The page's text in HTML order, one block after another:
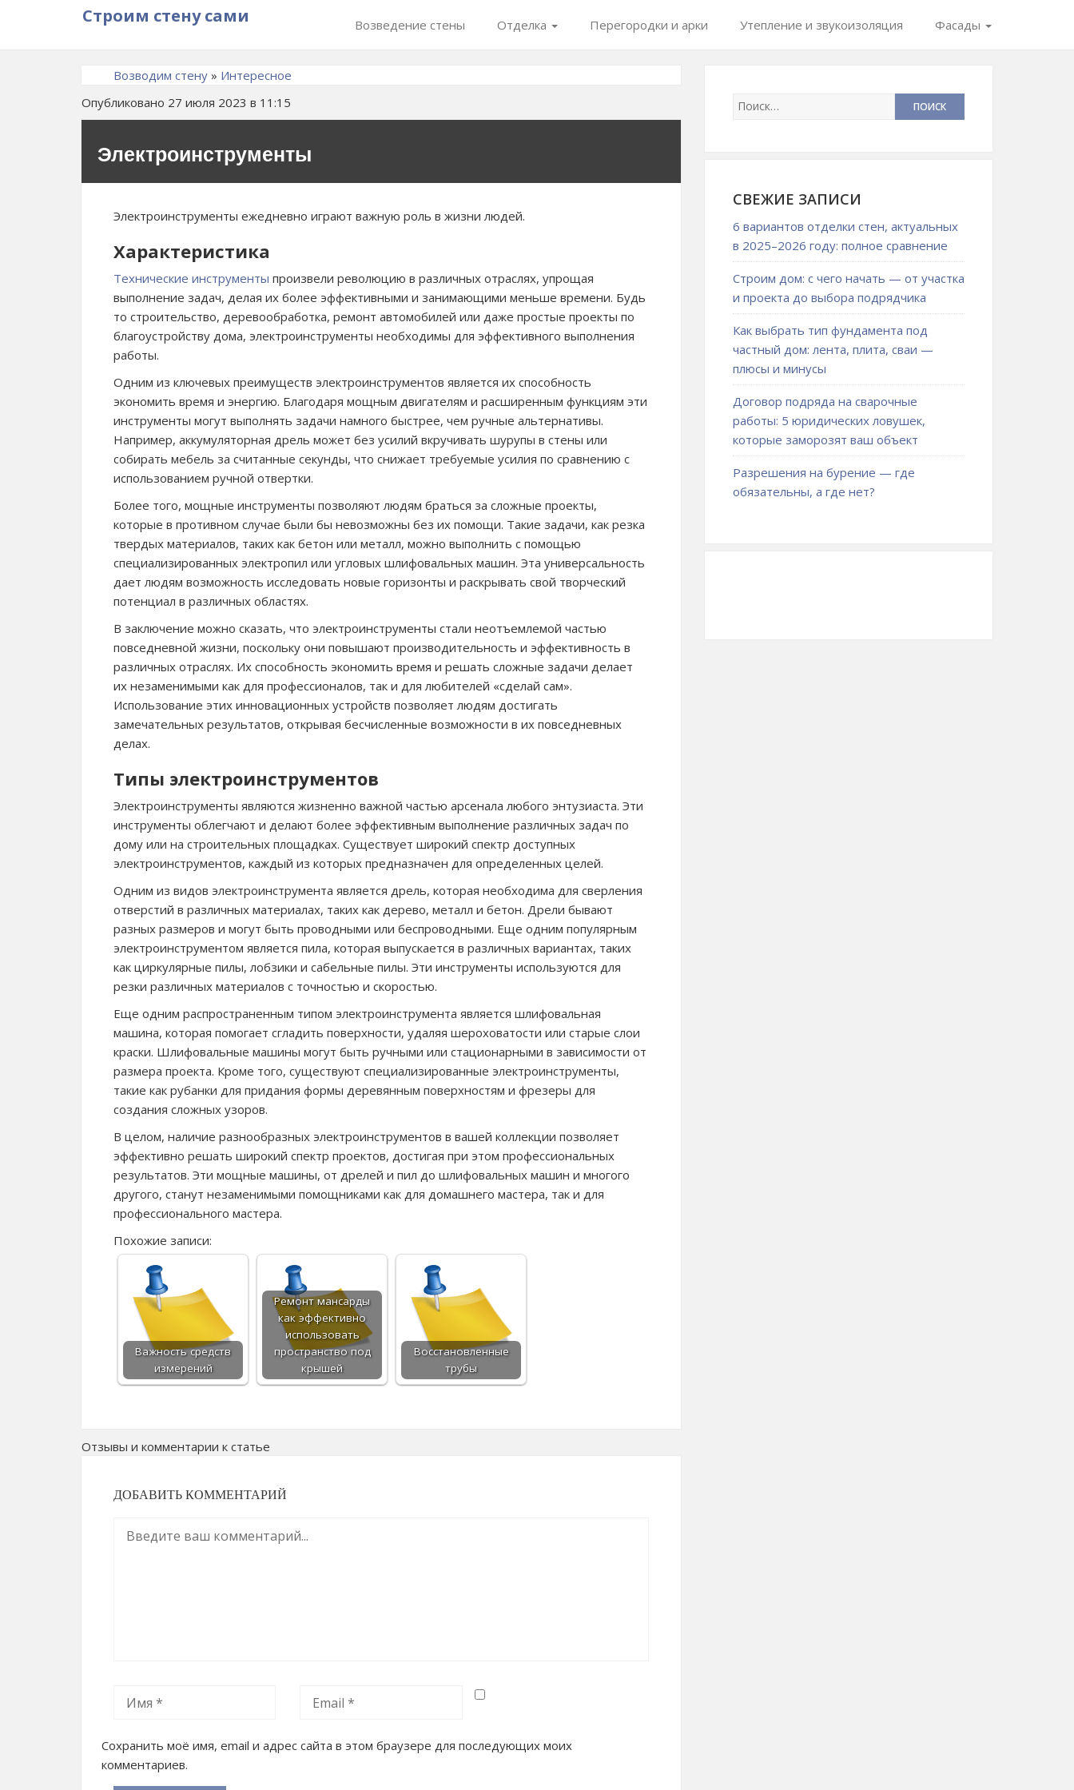
Строим стену сами Возведение стены Отделка Перегородки и арки Утепление и звукоизоляция Фасады
Возводим стену » Интересное
Опубликовано 27 июля 2023 в 11:15
Электроинструменты
Электроинструменты ежедневно играют важную роль в жизни людей.
Характеристика
Технические инструменты произвели революцию в различных отраслях, упрощая
выполнение задач, делая их более эффективными и занимающими меньше времени. Будь
то строительство, деревообработка, ремонт автомобилей или даже простые проекты по
благоустройству дома, электроинструменты необходимы для эффективного выполнения
работы.
Одним из ключевых преимуществ электроинструментов является их способность
экономить время и энергию. Благодаря мощным двигателям и расширенным функциям эти
инструменты могут выполнять задачи намного быстрее, чем ручные альтернативы.
Например, аккумуляторная дрель может без усилий вкручивать шурупы в стены или
собирать мебель за считанные секунды, что снижает требуемые усилия по сравнению с
использованием ручной отвертки.
Более того, мощные инструменты позволяют людям браться за сложные проекты,
которые в противном случае были бы невозможны без их помощи. Такие задачи, как резка
твердых материалов, таких как бетон или металл, можно выполнить с помощью
специализированных электропил или угловых шлифовальных машин. Эта универсальность
дает людям возможность исследовать новые горизонты и раскрывать свой творческий
потенциал в различных областях.
В заключение можно сказать, что электроинструменты стали неотъемлемой частью
повседневной жизни, поскольку они повышают производительность и эффективность в
различных отраслях. Их способность экономить время и решать сложные задачи делает
их незаменимыми как для профессионалов, так и для любителей «сделай сам».
Использование этих инновационных устройств позволяет людям достигать
замечательных результатов, открывая бесчисленные возможности в их повседневных
делах.
Типы электроинструментов
Электроинструменты являются жизненно важной частью арсенала любого энтузиаста. Эти
инструменты облегчают и делают более эффективным выполнение различных задач по
дому или на строительных площадках. Существует широкий спектр доступных
электроинструментов, каждый из которых предназначен для определенных целей.
Одним из видов электроинструмента является дрель, которая необходима для сверления
отверстий в различных материалах, таких как дерево, металл и бетон. Дрели бывают
разных размеров и могут быть проводными или беспроводными. Еще одним популярным
электроинструментом является пила, которая выпускается в различных вариантах, таких
как циркулярные пилы, лобзики и сабельные пилы. Эти инструменты используются для
резки различных материалов с точностью и скоростью.
Еще одним распространенным типом электроинструмента является шлифовальная
машина, которая помогает сгладить поверхности, удаляя шероховатости или старые слои
краски. Шлифовальные машины могут быть ручными или стационарными в зависимости от
размера проекта. Кроме того, существуют специализированные электроинструменты,
такие как рубанки для придания формы деревянным поверхностям и фрезеры для
создания сложных узоров.
В целом, наличие разнообразных электроинструментов в вашей коллекции позволяет
эффективно решать широкий спектр проектов, достигая при этом профессиональных
результатов. Эти мощные машины, от дрелей и пил до шлифовальных машин и многого
другого, станут незаменимыми помощниками как для домашнего мастера, так и для
профессионального мастера.
Похожие записи:
Важность средств
измерений
Ремонт мансарды
как эффективно
использовать
пространство под
крышей
Восстановленные
трубы
Отзывы и комментарии к статье
ДОБАВИТЬ КОММЕНТАРИЙ
Сохранить моё имя, email и адрес сайта в этом браузере для последующих моих
комментариев.
СВЕЖИЕ ЗАПИСИ
6 вариантов отделки стен, актуальных
в 2025–2026 году: полное сравнение
Строим дом: с чего начать — от участка
и проекта до выбора подрядчика
Как выбрать тип фундамента под
частный дом: лента, плита, сваи —
плюсы и минусы
Договор подряда на сварочные
работы: 5 юридических ловушек,
которые заморозят ваш объект
Разрешения на бурение — где
обязательны, а где нет?